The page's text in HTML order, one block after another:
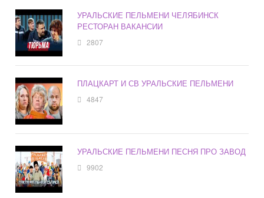
УРАЛЬСКИЕ ПЕЛЬМЕНИ ЧЕЛЯБИНСК
РЕСТОРАН ВАКАНСИИ
2807
ПЛАЦКАРТ И СВ УРАЛЬСКИЕ ПЕЛЬМЕНИ
4847
УРАЛЬСКИЕ ПЕЛЬМЕНИ ПЕСНЯ ПРО ЗАВОД
9902